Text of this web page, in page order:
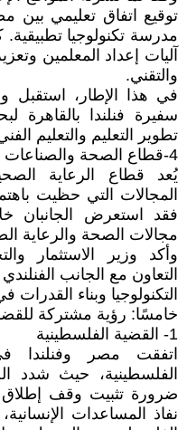
مدرسة تكنولوجيا
آليات إعداد المعلمين
والتقني.
في هذا الإطار، استقبل
سفيرة فنلندا بالقاهرة
تطوير التعليم والتعليم
4-قطاع الصحة والصناعات الدوائية
يُعد قطاع الرعاية
المجالات التي حظيت
فقد استعرض الجانبان
مجالات الصحة والرعاية
وأكد وزير الاستثمار
التعاون مع الجانب
التكنولوجيا وبناء
خامسًا: رؤية مشتركة
1- القضية الفلسطينية
اتفقت مصر وفنلندا
الفلسطينية، حيث شدد
ضرورة تثبيت وقف
نفاذ المساعدات